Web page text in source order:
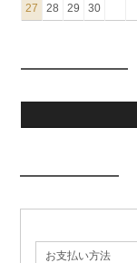
27
28 29 30
お支払い方法